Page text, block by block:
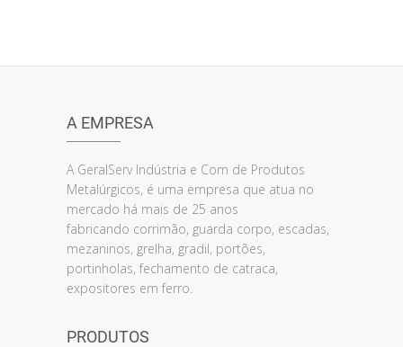
A EMPRESA
A GeralServ Indústria e Com de Produtos
Metalúrgicos, é uma empresa que atua no
mercado há mais de 25 anos
fabricando corrimão, guarda corpo, escadas,
mezaninos, grelha, gradil, portões,
portinholas, fechamento de catraca,
expositores em ferro.
PRODUTOS